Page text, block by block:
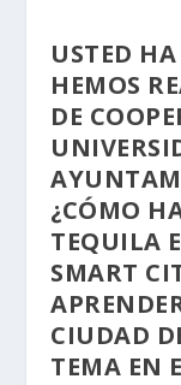
USTED
HEMOS
DE
¿CÓMO
TEQUILA
SMART
CIUDAD
TEMA EN